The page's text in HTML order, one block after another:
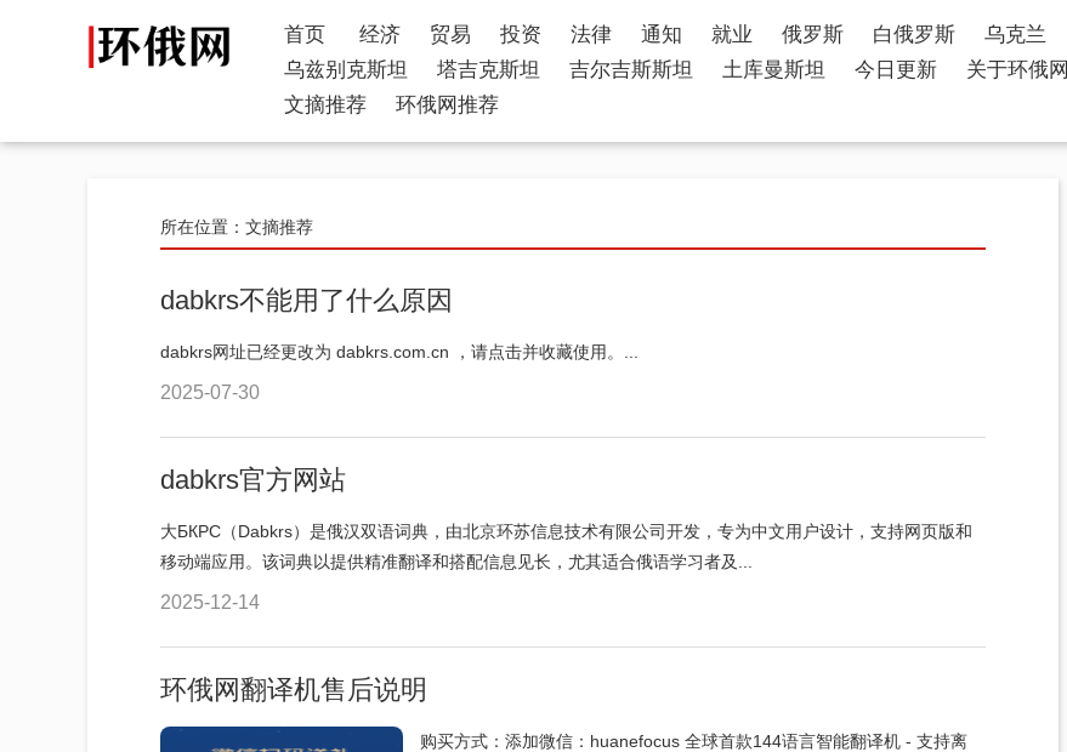
首页 经济 贸易 投资 法律 通知 就业 俄罗斯 白俄罗斯 乌克兰
乌兹别克斯坦
塔吉克斯坦 吉尔吉斯斯坦 土库曼斯坦 今日更新 关于环俄网
文摘推荐
环俄网推荐
所在位置： 文摘推荐
dabkrs不能用了什么原因
dabkrs网址已经更改为 dabkrs.com.cn ，请点击并收藏使用。...
2025-07-30
dabkrs官方网站
大БКРС（Dabkrs）是俄汉双语词典，由北京环苏信息技术有限公司开发，专为中文用户设计，支持网页版和
移动端应用。该词典以提供精准翻译和搭配信息见长，尤其适合俄语学习者及...
2025-12-14
环俄网翻译机售后说明
购买方式：添加微信：huanefocus 全球首款144语言智能翻译机 - 支持离